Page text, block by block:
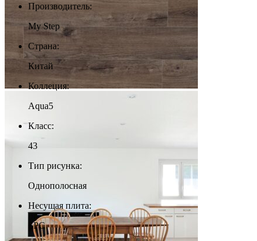
Производитель:
My Step
Страна:
Китай
Коллеция:
Aqua5
Класс:
43
Тип рисунка:
Однополосная
Несущая плита:
SPC